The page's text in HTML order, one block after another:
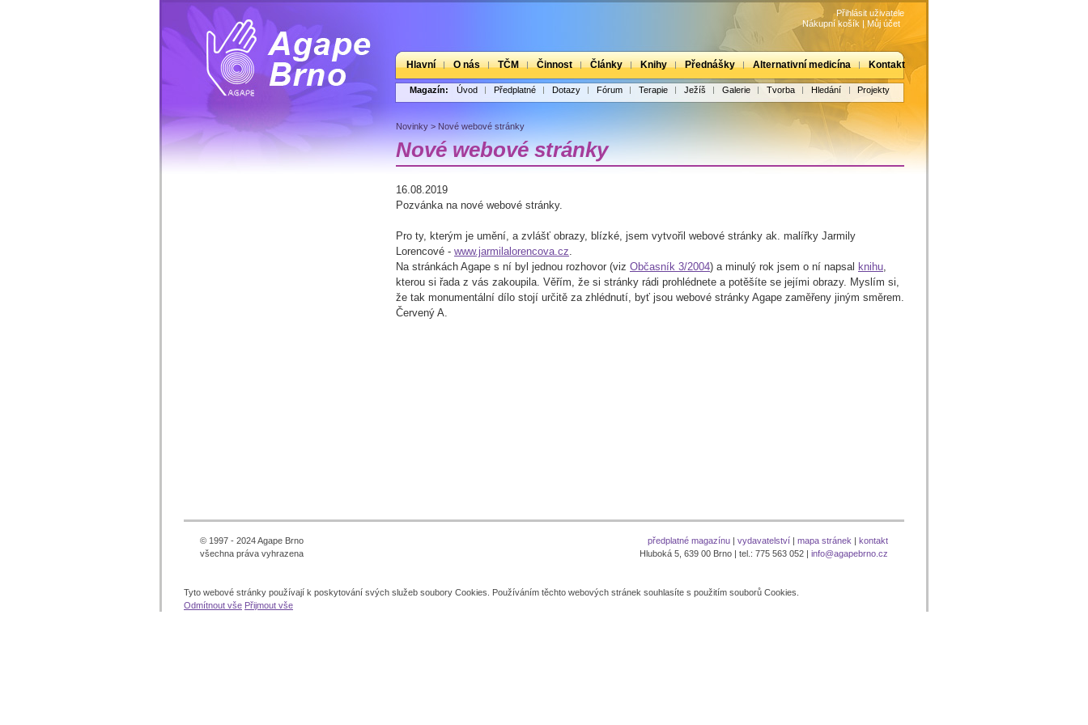
Přihlásit uživatele
Nákupní košík | Můj účet
Hlavní O nás TČM Činnost Články Knihy Přednášky Alternativní medicína Kontakt
Magazín: Úvod Předplatné Dotazy Fórum Terapie Ježíš Galerie Tvorba Hledání Projekty
Novinky > Nové webové stránky
Nové webové stránky
16.08.2019
Pozvánka na nové webové stránky.
Pro ty, kterým je umění, a zvlášť obrazy, blízké, jsem vytvořil webové stránky ak. malířky Jarmily
Lorencové - www.jarmilalorencova.cz.
Na stránkách Agape s ní byl jednou rozhovor (viz Občasník 3/2004) a minulý rok jsem o ní napsal knihu,
kterou si řada z vás zakoupila. Věřím, že si stránky rádi prohlédnete a potěšíte se jejími obrazy. Myslím si,
že tak monumentální dílo stojí určitě za zhlédnutí, byť jsou webové stránky Agape zaměřeny jiným směrem.
Červený A.
© 1997 - 2024 Agape Brno
všechna práva vyhrazena
předplatné magazínu | vydavatelství | mapa stránek | kontakt
Hluboká 5, 639 00 Brno | tel.: 775 563 052 | info@agapebrno.cz
Tyto webové stránky používají k poskytování svých služeb soubory Cookies. Používáním těchto webových stránek souhlasíte s použitím souborů Cookies.